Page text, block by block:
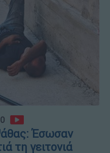
Έσωσαν
τη γειτονιά